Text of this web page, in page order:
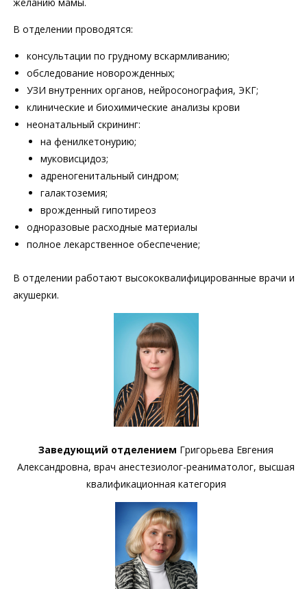
В отделении проводятся:
консультации по грудному вскармливанию;
обследование новорожденных;
УЗИ внутренних органов, нейросонография, ЭКГ;
клинические и биохимические анализы крови
неонатальный скрининг:
на фенилкетонурию;
муковисцидоз;
адреногенитальный синдром;
галактоземия;
врожденный гипотиреоз
одноразовые расходные материалы
полное лекарственное обеспечение;
В отделении работают высококвалифицированные врачи и
акушерки.
Заведующий отделением Григорьева Евгения
Александровна, врач анестезиолог-реаниматолог, высшая
квалификационная категория